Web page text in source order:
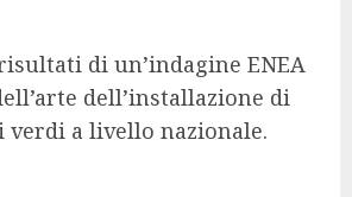
di un’indagine ENEA
dell’installazione di
verdi a livello nazionale.